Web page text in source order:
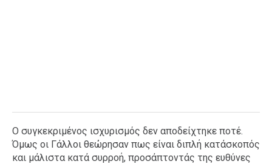
Ο συγκεκριμένος ισχυρισμός δεν αποδείχτηκε ποτέ.
Όμως οι Γάλλοι θεώρησαν πως είναι διπλή κατάσκοπός
και μάλιστα κατά συρροή, προσάπτοντάς της ευθύνες